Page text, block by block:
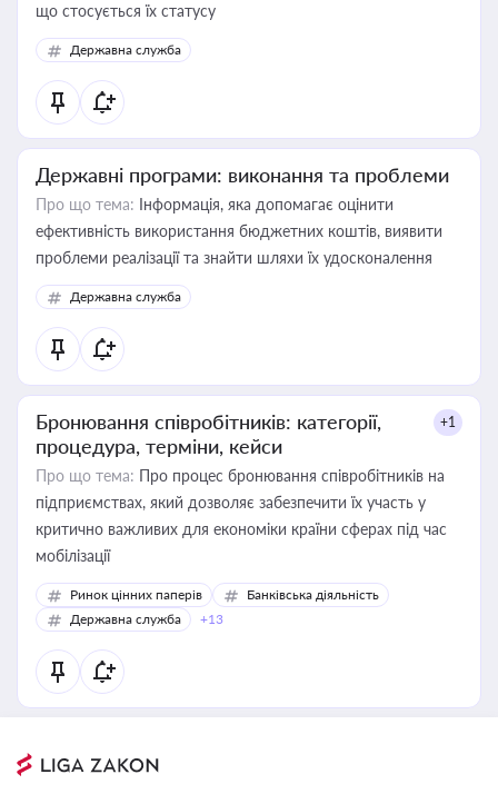
що стосується їх статусу
Державна служба
Державні програми: виконання та проблеми
Про що тема: Інформація, яка допомагає оцінити
ефективність використання бюджетних коштів, виявити
проблеми реалізації та знайти шляхи їх удосконалення
Державна служба
Бронювання співробітників: категорії,
процедура, терміни, кейси
+1
Про що тема: Про процес бронювання співробітників на
підприємствах, який дозволяє забезпечити їх участь у
критично важливих для економіки країни сферах під час
мобілізації
Ринок цінних паперів
Банківська діяльність
Державна служба
+13